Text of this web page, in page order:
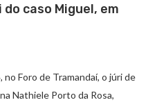
caso Miguel, em
Foro de Tramandaí, o júri de
Nathiele Porto da Rosa,